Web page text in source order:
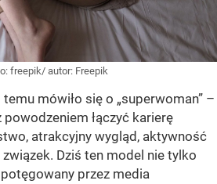
freepik/ autor: Freepik
mówiło się o „superwoman” –
powodzeniem łączyć karierę
atrakcyjny wygląd, aktywność
Dziś ten model nie tylko
przez media